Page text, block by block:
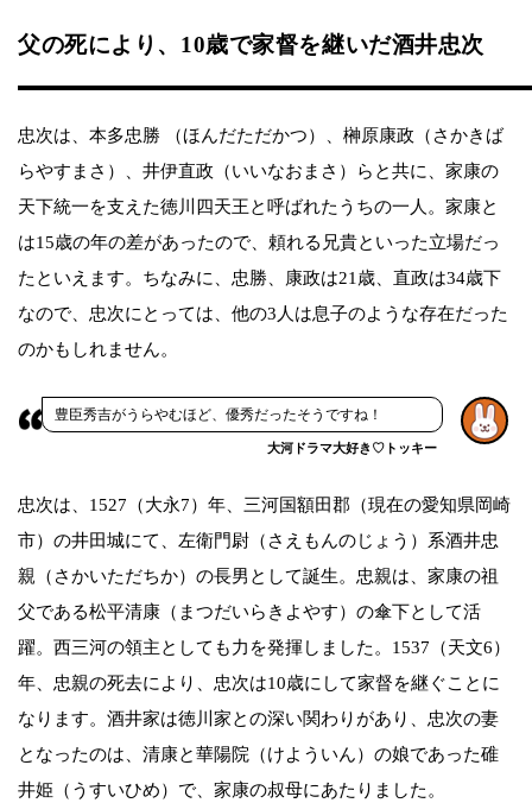
父の死により、10歳で家督を継いだ酒井忠次
忠次は、本多忠勝 （ほんだただかつ）、榊原康政（さかきば
らやすまさ）、井伊直政（いいなおまさ）らと共に、家康の
天下統一を支えた徳川四天王と呼ばれたうちの一人。家康と
は15歳の年の差があったので、頼れる兄貴といった立場だっ
たといえます。ちなみに、忠勝、康政は21歳、直政は34歳下
なので、忠次にとっては、他の3人は息子のような存在だった
のかもしれません。
豊臣秀吉がうらやむほど、優秀だったそうですね！
大河ドラマ大好き♡トッキー
忠次は、1527（大永7）年、三河国額田郡（現在の愛知県岡崎
市）の井田城にて、左衛門尉（さえもんのじょう）系酒井忠
親（さかいただちか）の長男として誕生。忠親は、家康の祖
父である松平清康（まつだいらきよやす）の傘下として活
躍。西三河の領主としても力を発揮しました。1537（天文6）
年、忠親の死去により、忠次は10歳にして家督を継ぐことに
なります。酒井家は徳川家との深い関わりがあり、忠次の妻
となったのは、清康と華陽院（けよういん）の娘であった碓
井姫（うすいひめ）で、家康の叔母にあたりました。